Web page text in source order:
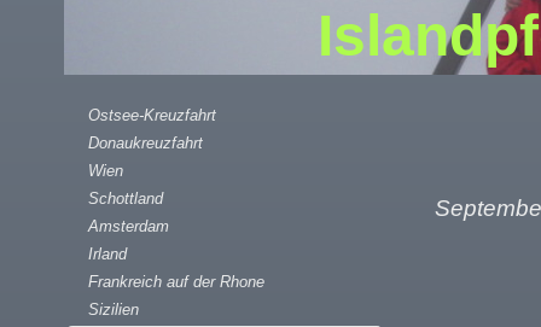
Ostsee-Kreuzfahrt
Donaukreuzfahrt
Wien
Schottland
Amsterdam
Irland
Frankreich auf der Rhone
Sizilien